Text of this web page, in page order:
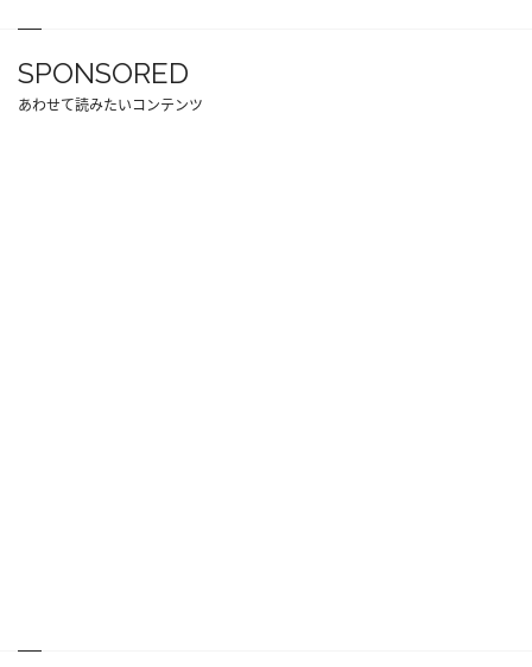
SPONSORED
あわせて読みたいコンテンツ